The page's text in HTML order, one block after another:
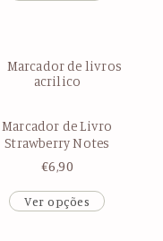
Marcador de Livro
Strawberry Notes
€6,90
Ver opções